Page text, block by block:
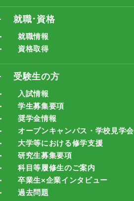
就職･資格
就職情報
資格取得
受験生の方
入試情報
学生募集要項
奨学金情報
オープンキャンパス・学校見学会
大学等における修学支援
研究生募集要項
科目等履修生のご案内
卒業生×企業インタビュー
過去問題